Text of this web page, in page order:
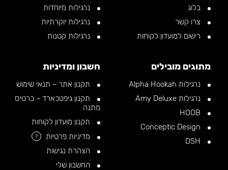
בלוג
צרו קשר
רישום למועדון לקוחות
נרגילות מיוחדות
נרגילות יוקרתיות
נרגילות קטנות
מתוגים מובילים
נרגילות Alpha Hookah
נרגילות Amy Deluxe
חשבון ומדיניות
תקנון אתר – תנאי שימוש
תקנון גיפטכארד – כרטיס
מתנה
תקנון מועדון לקוחות
מדיניות פרטיות
?
הצהרת נגישות
החשבון שלי